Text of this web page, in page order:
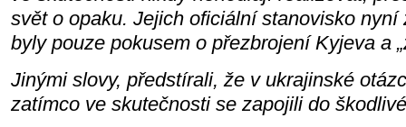
svět o opaku. Jejich oficiální stanovisko
byly pouze pokusem o přezbrojení Kyjeva a
Jinými slovy, předstírali, že v ukrajinské
zatímco ve skutečnosti se zapojili do